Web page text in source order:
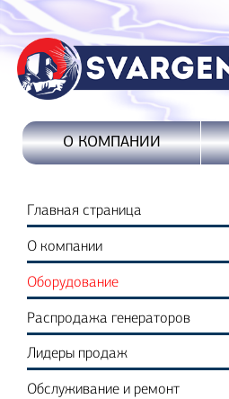
О КОМПАНИИ
Главная страница
О компании
Оборудование
Распродажа генераторов
Лидеры продаж
Обслуживание и ремонт